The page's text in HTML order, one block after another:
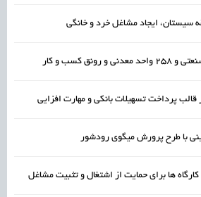
سیستان، ایجاد مشاغل خرد و خانگی
پرداخت تسهیلات بانکی و مهارت افزایی
با طرح پرورش میگوی رودشور
ها برای حمایت از اشتغال و تثبیت مشاغل